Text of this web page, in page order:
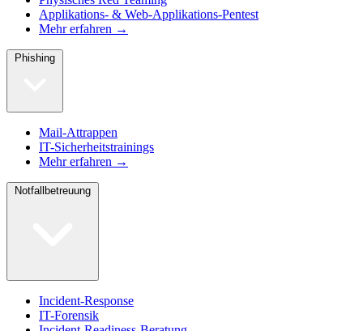
Applikations- & Web-Applikations-Pentest
Mehr erfahren →
Mail-Attrappen
IT-Sicherheitstrainings
Mehr erfahren →
Incident-Response
IT-Forensik